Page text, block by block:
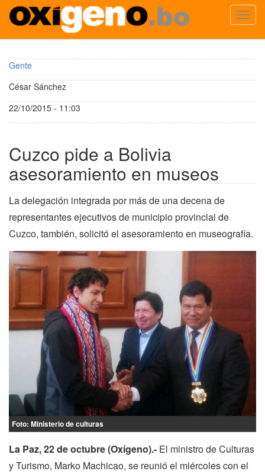
contenido
principal
Gente
César Sánchez
22/10/2015 - 11:03
Cuzco pide a Bolivia
asesoramiento en museos
La delegación integrada por más de una decena de
representantes ejecutivos de municipio provincial de
Cuzco, también, solicitó el asesoramiento en museografía.
Foto: Ministerio de culturas
La Paz, 22 de octubre (Oxígeno).- El ministro de Culturas
y Turismo, Marko Machicao, se reunió el miércoles con el